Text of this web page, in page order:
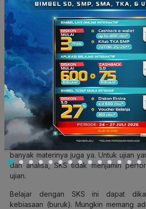
Foto: 1bp.blogspot.com
Konon katanya, kepepet adalah
mengerahkan seluruh kemampuan
terjadi ketika ada tugas dari sekolah/
kalaudeadline
minggu depan, kamu
H-1. Seminggu sebelumnya, kamu
pada lembar kerja yang kamu buka.
detik pengumpulan tugas sudah
dan inspirasi akan datang bermunculan.
Jadi, pada dasarnya SKS ini biasanya
ujian yang sifatnya hafalan. Namun,
banyak materinya juga ya. Untuk ujian
dan analisa, SKS tidak menjamin
ujian.
Belajar dengan SKS ini dapat
kebiasaan (buruk). Mungkin memang